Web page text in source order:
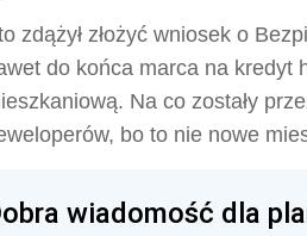
zdążył złożyć wniosek o
do końca marca na kredyt
Na co zostały
bo to nie nowe
wiadomość dla